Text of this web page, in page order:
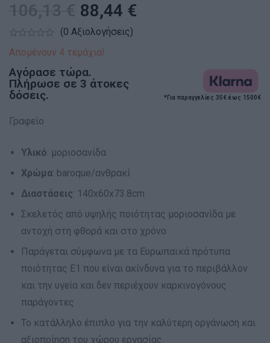
88,44 €
(0 Αξιολογήσεις)
Απομένουν 4 τεμάχια!
Αγόρασε τώρα.
Πλήρωσε σε 3 άτοκες
δόσεις.
*Για παραγγελίες 35€ έως 1500€
Γραφείο
Υλικό: μοριοσανίδα
Χρώμα: baroque/ανθρακί
Διαστάσεις: 140x60x73.8cm
Σκελετός από υψηλής ποιότητας μοριοσανίδα με
αντοχή στη φθορά και στο χρόνο
Παράγεται σύμφωνα με τα Ευρωπαϊκά πρότυπα
ποιότητας Ε1 που είναι ακίνδυνα για το περιβάλλον
και την υγεία και δεν περιέχουν καρκινογόνους
παράγοντες
Το κατάλληλο έπιπλο για την καλύτερη οργάνωση και
αξιοποίηση του χώρου εργασίας